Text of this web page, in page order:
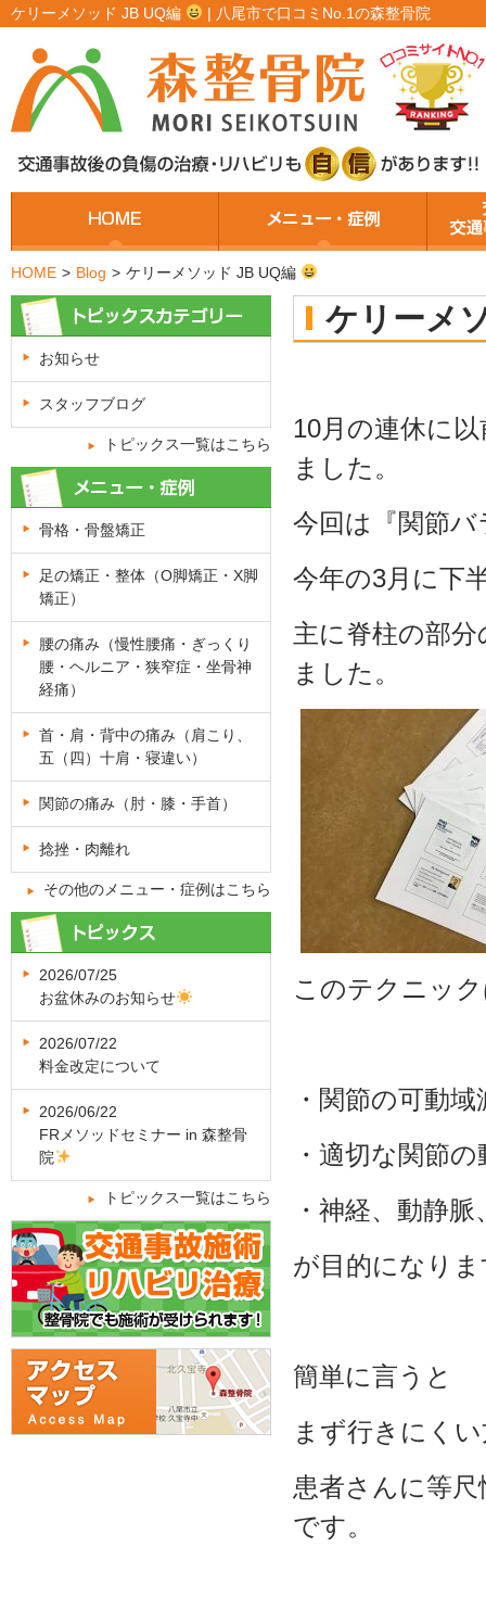
ケリーメソッド JB UQ編 | 八尾市で口コミNo.1の森整骨院
HOME > Blog > ケリーメソッド JB UQ編
ケリーメ
10月の連休に
ました。
今回は『関節
今年の3月に下
主に脊柱の部
ました。
このテクニッ
・関節の可動
・適切な関節
・神経、動静
が目的になり
簡単に言うと
まず行きにく
患者さんに等
です。
お知らせ
スタッフブログ
トピックス一覧はこちら
骨格・骨盤矯正
足の矯正・整体（O脚矯正・X脚
矯正）
腰の痛み（慢性腰痛・ぎっくり
腰・ヘルニア・狭窄症・坐骨神
経痛）
首・肩・背中の痛み（肩こり、
五（四）十肩・寝違い）
関節の痛み（肘・膝・手首）
捻挫・肉離れ
その他のメニュー・症例はこちら
2026/07/25
お盆休みのお知らせ
2026/07/22
料金改定について
2026/06/22
FRメソッドセミナー in 森整骨
院
トピックス一覧はこちら